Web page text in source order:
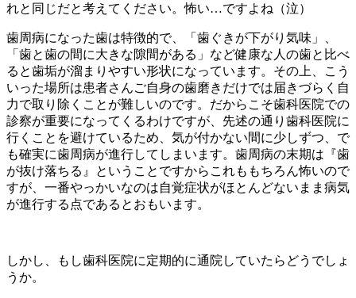
れと同じだと考えてください。怖い…ですよね（泣）
歯周病になった歯は特徴的で、「歯ぐきが下がり気味」、
「歯と歯の間に大きな隙間がある」など健康な人の歯と比べ
ると歯垢が溜まりやすい形状になっています。その上、こう
いった場所は患者さんご自身の歯磨きだけでは届きづらく自
力で取り除くことが難しいのです。だからこそ歯科医院での
診察が重要になってくるわけですが、先述の通り歯科医院に
行くことを避けているため、気が付かない間に少しずつ、で
も確実に歯周病が進行してしまいます。歯周病の末期は『歯
が抜け落ちる』ということですからこれももちろん怖いので
すが、一番やっかいなのは自覚症状がほとんどないまま病気
が進行する点であるとおもいます。
しかし、もし歯科医院に定期的に通院していたらどうでしょ
うか。